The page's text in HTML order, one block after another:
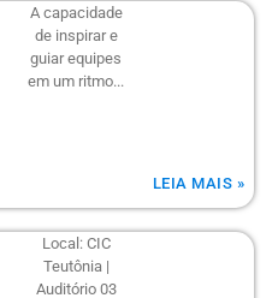
A capacidade
de inspirar e
guiar equipes
em um ritmo...
LEIA MAIS »
Local: CIC
Teutônia |
Auditório 03